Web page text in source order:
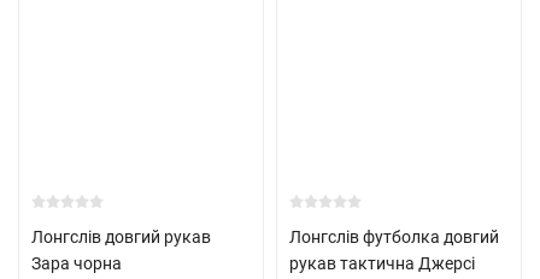
Лонгслів довгий рукав
Зара чорна
Лонгслів футболка довгий
рукав тактична Джерсі